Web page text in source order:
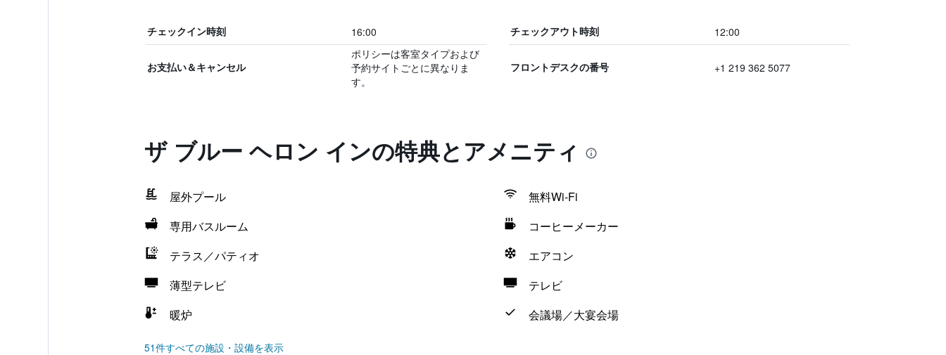
チェックイン時刻 16:00 チェックアウト時刻 12:00
お支払い＆キャンセル
ポリシーは客室タイプおよび
予約サイトごとに異なりま
す。
フロントデスクの番号 +1 219 362 5077
ザ ブルー ヘロン インの特典とアメニティ
屋外プール
無料Wi-Fi
専用バスルーム
コーヒーメーカー
テラス／パティオ
エアコン
薄型テレビ
テレビ
暖炉
会議場／大宴会場
51件すべての施設・設備を表示